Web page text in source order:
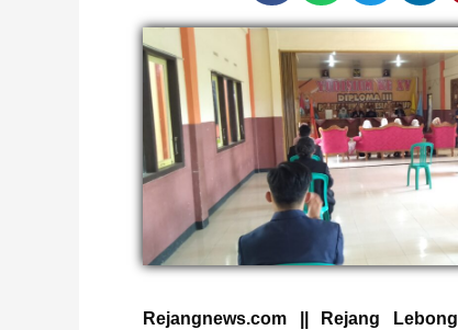
Rejangnews.com || Rejang Lebong